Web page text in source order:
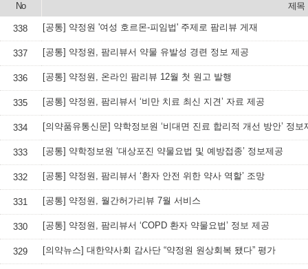
No 제목
338 [공통] 약정원 '여성 호르몬-피임법' 주제로 팜리뷰 게재
337 [공통] 약정원, 팜리뷰서 약물 유발성 경련 정보 제공
336 [공통] 약정원, 온라인 팜리뷰 12월 첫 원고 발행
335 [공통] 약정원, 팜리뷰서 ‘비만 치료 최신 지견’ 자료 제공
334 [의약품유통신문] 약학정보원 ‘비대면 진료 합리적 개선 방안’ 정보
333 [공통] 약학정보원 ‘대상포진 약물요법 및 예방접종’ 정보제공
332 [공통] 약정원, 팜리뷰서 ‘환자 안전 위한 약사 역할’ 조망
331 [공통] 약정원, 월간허가리뷰 7월 서비스
330 [공통] 약정원, 팜리뷰서 ‘COPD 환자 약물요법’ 정보 제공
329 [의약뉴스] 대한약사회 감사단 “약정원 원상회복 됐다” 평가